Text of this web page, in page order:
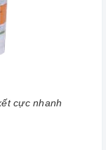
cực nhanh